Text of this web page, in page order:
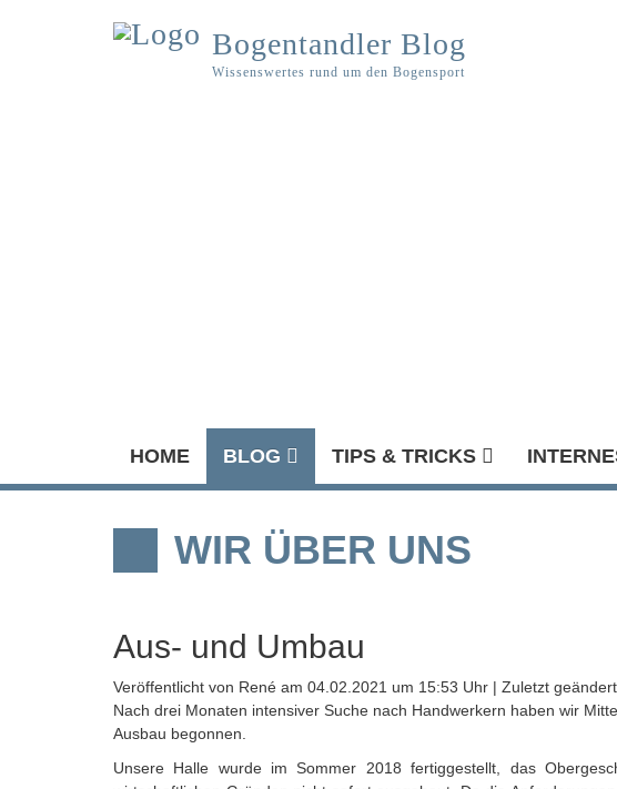
Bogentandler Blog
Wissenswertes rund um den Bogensport
HOME BLOG TIPS & TRICKS
WIR ÜBER UNS
Aus- und Umbau
Veröffentlicht von René am 04.02.2021 um 15:53 Uhr | Zuletzt
Nach drei Monaten intensiver Suche nach Handwerkern haben wir
Ausbau begonnen.
Unsere Halle wurde im Sommer 2018 fertiggestellt, das